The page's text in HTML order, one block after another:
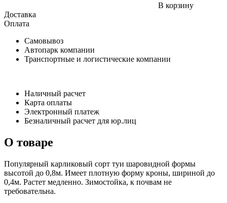
В корзину
Доставка
Оплата
Самовывоз
Автопарк компании
Транспортные и логистические компании
Наличный расчет
Карта оплаты
Электронный платеж
Безналичный расчет для юр.лиц
О товаре
Популярный карликовый сорт туи шаровидной формы
высотой до 0,8м. Имеет плотную форму кроны, шириной до
0,4м. Растет медленно. Зимостойка, к почвам не
требовательна.